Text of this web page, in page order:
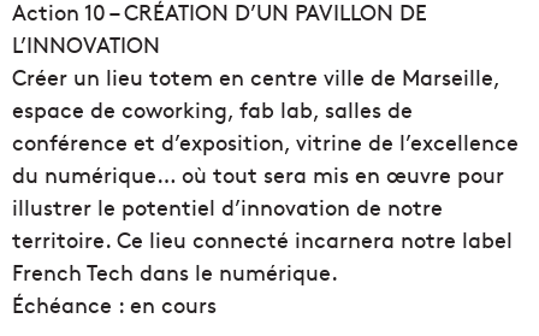
Action 10 – CRÉATION D’UN PAVILLON DE
L’INNOVATION
Créer un lieu totem en centre ville de Marseille,
espace de coworking, fab lab, salles de
conférence et d’exposition, vitrine de l’excellence
du numérique… où tout sera mis en œuvre pour
illustrer le potentiel d’innovation de notre
territoire. Ce lieu connecté incarnera notre label
French Tech dans le numérique.
Échéance : en cours